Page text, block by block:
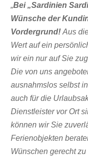
„Bei „Sardinien
Wünsche der
Vordergrund! Aus
Wert auf ein
wir ein nur auf Sie
Die von uns
ausnahmslos selbst
auch für die
Dienstleister vor Ort
können wir Sie
Ferienobjekten
Wünschen gerecht